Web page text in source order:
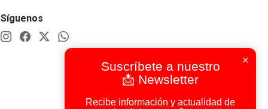
×
Suscríbete a nuestro
📩 Newsletter
Recibe información y actualidad de
Síguenos